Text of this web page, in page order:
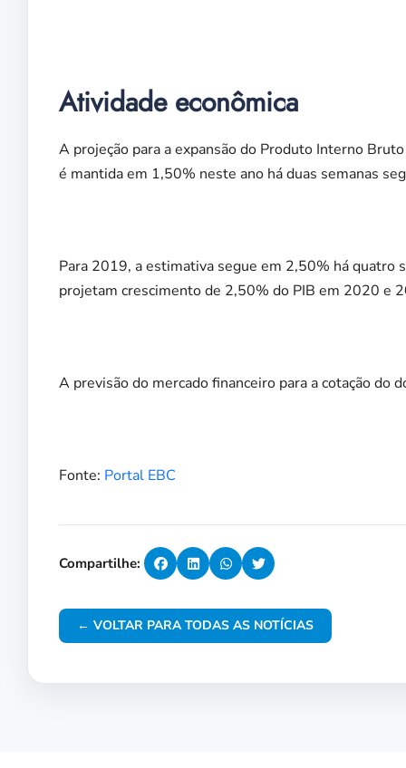
Atividade econômica
A projeção para a expansão do Produto Interno
é mantida em 1,50% neste ano há duas semanas
Para 2019, a estimativa segue em 2,50% há quatro
projetam crescimento de 2,50% do PIB em 2020 e
A previsão do mercado financeiro para a cotação
Fonte: Portal EBC
Compartilhe:
← VOLTAR PARA TODAS AS NOTÍCIAS